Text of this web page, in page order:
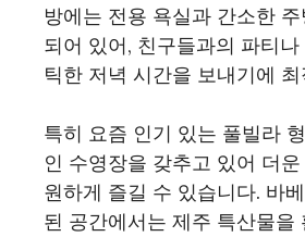
방에는 전용 욕실과 간소한
되어 있어, 친구들과의 파티
틱한 저녁 시간을 보내기에
특히 요즘 인기 있는 풀빌라
인 수영장을 갖추고 있어 더
원하게 즐길 수 있습니다. 바
된 공간에서는 제주 특산물을